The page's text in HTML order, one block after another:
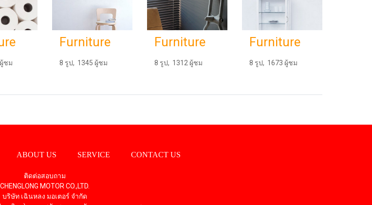
ชม
Furniture
8 รูป, 1345 ผู้ชม
Furniture
8 รูป, 1312 ผู้ชม
Furniture
8 รูป, 1673 ผู้ชม
ABOUT US SERVICE CONTACT US
ติดต่อสอบถาม
CHENGLONG MOTOR CO.,LTD.
บริษัท เฉินหลง มอเตอร์ จำกัด